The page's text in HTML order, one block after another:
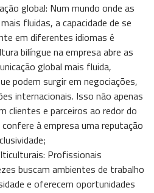
global: Num mundo onde as
fluidas, a capacidade de se
em diferentes idiomas é
bilíngue na empresa abre as
global mais fluida,
podem surgir em negociações,
internacionais. Isso não apenas
clientes e parceiros ao redor do
à empresa uma reputação
Profissionais
buscam ambientes de trabalho
e oferecem oportunidades